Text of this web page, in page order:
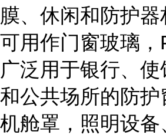
膜、休闲和防护
可用作门窗玻璃，
广泛用于银行、
和公共场所的防
机舱罩，照明设